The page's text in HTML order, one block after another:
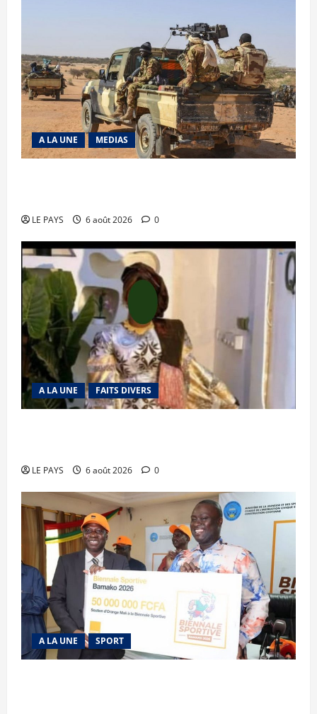
A LA UNE MEDIAS
LE PAYS 6 août 2026 0
A LA UNE FAITS DIVERS
LE PAYS 6 août 2026 0
A LA UNE SPORT